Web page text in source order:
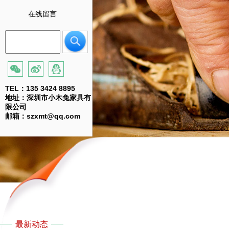
在线留言
TEL：135 3424 8895
地址：深圳市小木兔家具有
限公司
邮箱：szxmt@qq.com
最新动态